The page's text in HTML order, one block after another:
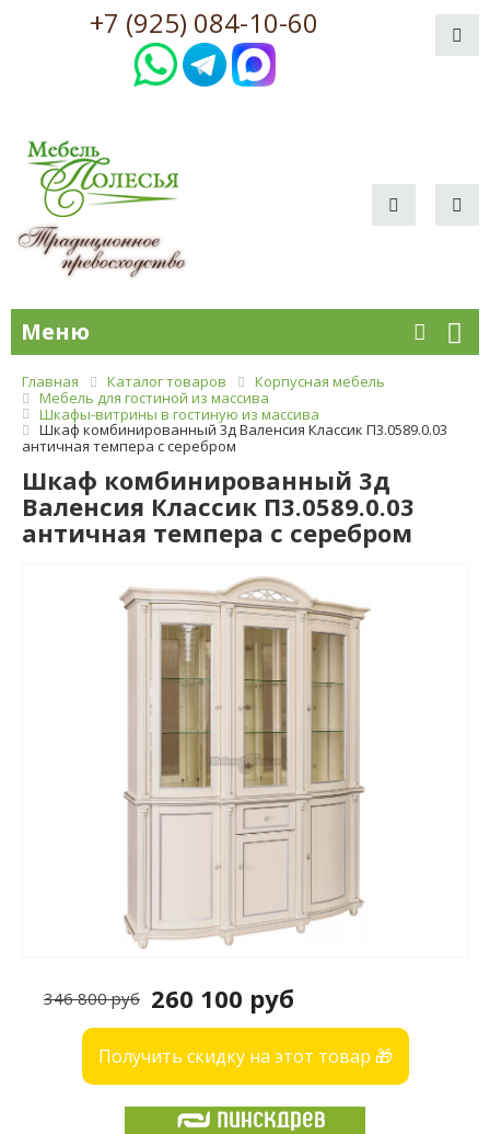
+7 (925) 084-10-60
Меню
Главная Каталог товаров
Корпусная мебель
Мебель для гостиной из массива
Шкафы-витрины в гостиную из массива
Шкаф комбинированный 3д Валенсия Классик П3.0589.0.03
античная темпера с серебром
Шкаф комбинированный 3д
Валенсия Классик П3.0589.0.03
античная темпера с серебром
260 100 руб
346 800 руб
Получить скидку на этот товар 🎁